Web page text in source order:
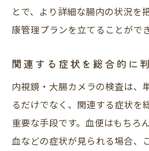
とで、より詳細な腸内の状況を
康管理プランを立てることがで
関連する症状を総合的に
内視鏡・大腸カメラの検査は、
るだけでなく、関連する症状を
重要な手段です。血便はもちろ
血などの症状が見られる場合、